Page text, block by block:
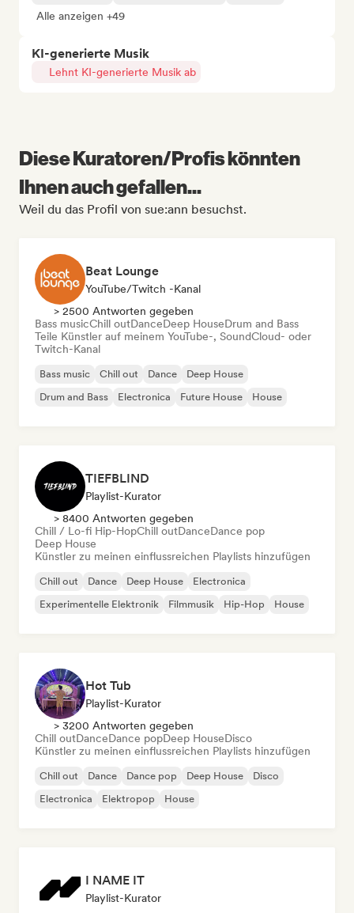
Alle anzeigen +49
KI-generierte Musik
Lehnt KI-generierte Musik ab
Diese Kuratoren/Profis könnten
Ihnen auch gefallen...
Weil du das Profil von sue:ann besuchst.
Beat Lounge
YouTube/Twitch -Kanal
> 2500 Antworten gegeben
Bass musicChill outDanceDeep HouseDrum and Bass
Teile Künstler auf meinem YouTube-, SoundCloud- oder
Twitch-Kanal
Bass music Chill out Dance
Deep House
Drum and Bass
Electronica Future House House
TIEFBLIND
Playlist-Kurator
> 8400 Antworten gegeben
Chill / Lo-fi Hip-HopChill outDanceDance pop
Deep House
Künstler zu meinen einflussreichen Playlists hinzufügen
Chill out Dance Deep House
Electronica
Experimentelle Elektronik
Filmmusik Hip-Hop House
Hot Tub
Playlist-Kurator
> 3200 Antworten gegeben
Chill outDanceDance popDeep HouseDisco
Künstler zu meinen einflussreichen Playlists hinzufügen
Chill out Dance Dance pop Deep House
Disco
Electronica
Elektropop House
I NAME IT
Playlist-Kurator